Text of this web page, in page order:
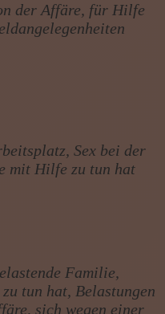
der Affäre, für Hilfe
Sex bei der
mit Hilfe zu tun hat
Familie,
tun hat, Belastungen
sich wegen einer